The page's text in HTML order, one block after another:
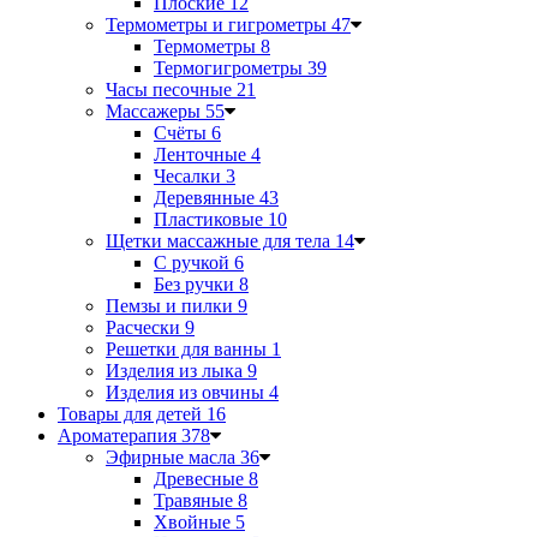
Термометры и гигрометры 47
Термометры 8
Термогигрометры 39
Часы песочные 21
Массажеры 55
Счёты 6
Ленточные 4
Чесалки 3
Деревянные 43
Пластиковые 10
Щетки массажные для тела 14
С ручкой 6
Без ручки 8
Пемзы и пилки 9
Расчески 9
Решетки для ванны 1
Изделия из лыка 9
Изделия из овчины 4
Товары для детей 16
Ароматерапия 378
Эфирные масла 36
Древесные 8
Травяные 8
Хвойные 5